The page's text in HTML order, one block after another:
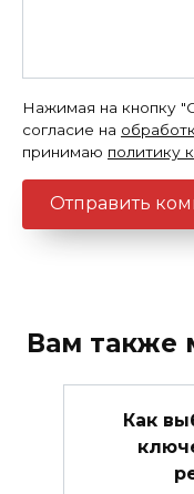
Нажимая на кнопку
согласие на
принимаю политику
Вам также
Как